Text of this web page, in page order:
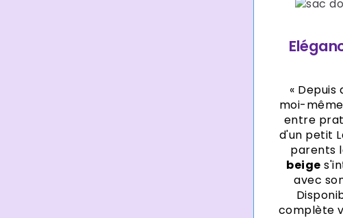
« Depuis
moi-
entre
d'un petit
parents
beige
avec
complète